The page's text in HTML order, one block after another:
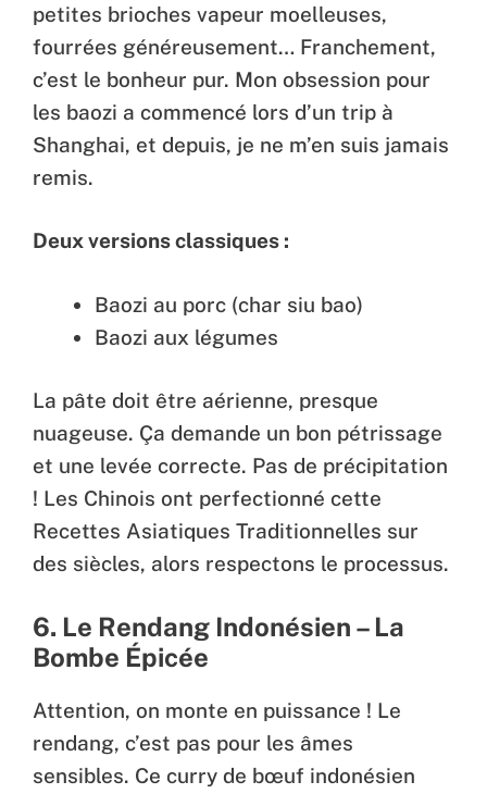
petites brioches vapeur moelleuses,
fourrées généreusement… Franchement,
c’est le bonheur pur. Mon obsession pour
les baozi a commencé lors d’un trip à
Shanghai, et depuis, je ne m’en suis jamais
remis.
Deux versions classiques :
Baozi au porc (char siu bao)
Baozi aux légumes
La pâte doit être aérienne, presque
nuageuse. Ça demande un bon pétrissage
et une levée correcte. Pas de précipitation
! Les Chinois ont perfectionné cette
Recettes Asiatiques Traditionnelles sur
des siècles, alors respectons le processus.
6. Le Rendang Indonésien – La
Bombe Épicée
Attention, on monte en puissance ! Le
rendang, c’est pas pour les âmes
sensibles. Ce curry de bœuf indonésien